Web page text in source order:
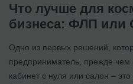
Что лучше для
бизнеса: ФЛП или
Одно из первых решений,
предприниматель, прежде чем
кабинет с нуля или салон –